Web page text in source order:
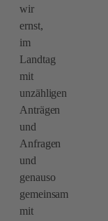
wir
ernst,
im
Landtag
mit
unzähligen
Anträgen
und
Anfragen
und
genauso
gemeinsam
mit